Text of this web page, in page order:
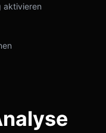
aktivieren